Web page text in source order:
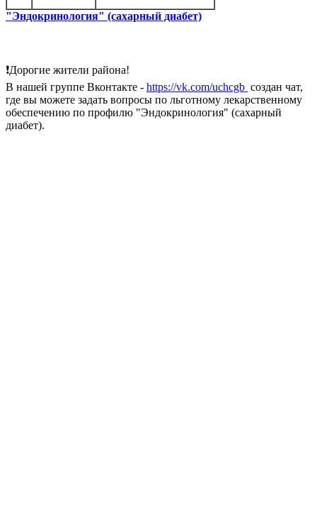
"Эндокринология" (сахарный диабет)
❗Дорогие жители района!
В нашей группе Вконтакте - https://vk.com/uchcgb создан чат,
где вы можете задать вопросы по льготному лекарственному
обеспечению по профилю "Эндокринология" (сахарный
диабет).